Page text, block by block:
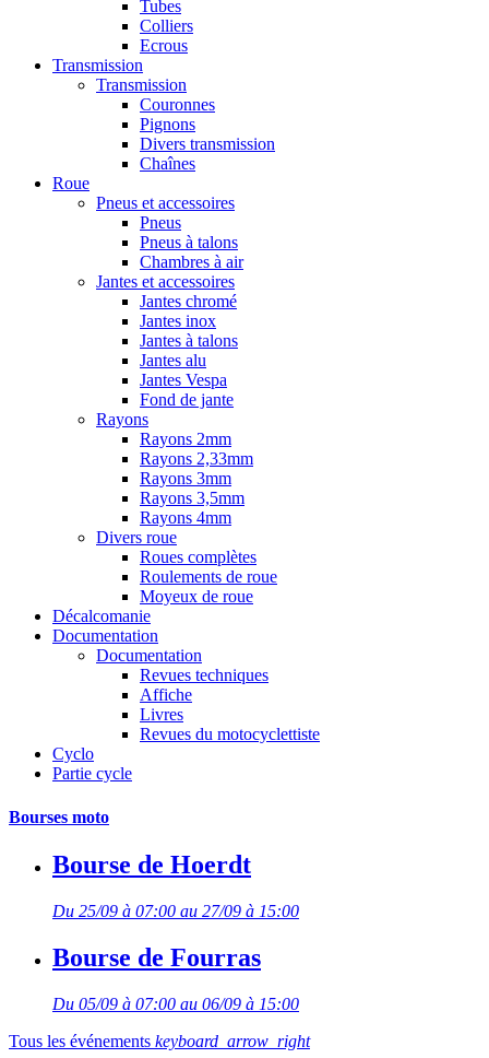
Tubes
Colliers
Ecrous
Transmission
Transmission
Couronnes
Pignons
Divers transmission
Chaînes
Roue
Pneus et accessoires
Pneus
Pneus à talons
Chambres à air
Jantes et accessoires
Jantes chromé
Jantes inox
Jantes à talons
Jantes alu
Jantes Vespa
Fond de jante
Rayons
Rayons 2mm
Rayons 2,33mm
Rayons 3mm
Rayons 3,5mm
Rayons 4mm
Divers roue
Roues complètes
Roulements de roue
Moyeux de roue
Décalcomanie
Documentation
Documentation
Revues techniques
Affiche
Livres
Revues du motocyclettiste
Cyclo
Partie cycle
Bourses moto
Bourse de Hoerdt
Du 25/09 à 07:00 au 27/09 à 15:00
Bourse de Fourras
Du 05/09 à 07:00 au 06/09 à 15:00
Tous les événements keyboard_arrow_right